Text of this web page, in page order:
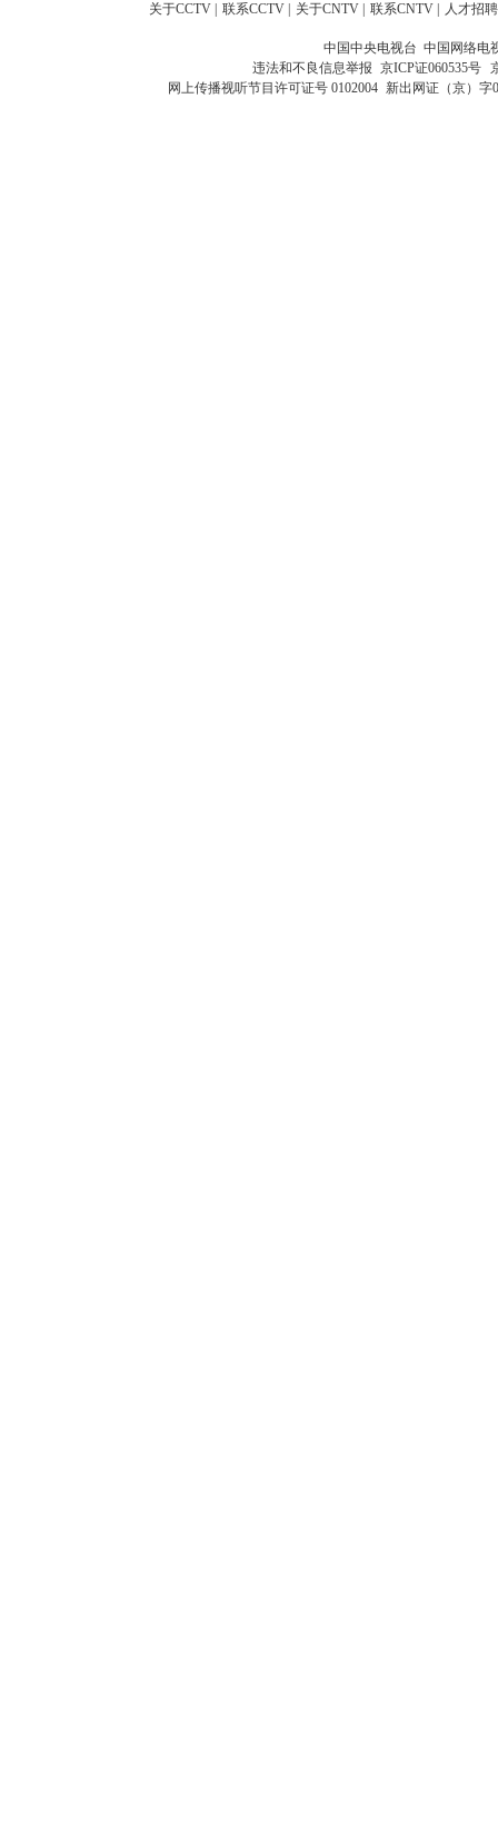
关于CCTV 联系CCTV 关于CNTV 联系CNTV 人才招聘
中国中央电视台 中国网络电
违法和不良信息举报 京ICP证060535号
网上传播视听节目许可证号 0102004 新出网证（京）